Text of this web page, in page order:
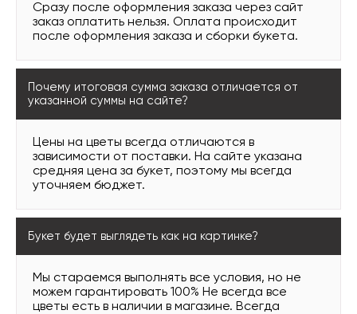
Сразу после оформления заказа через сайт
заказ оплатить нельзя. Оплата происходит
после оформления заказа и сборки букета.
Почему итоговая сумма заказа отличается от
указанной суммы на сайте?
Цены на цветы всегда отличаются в
зависимости от поставки. На сайте указана
средняя цена за букет, поэтому мы всегда
уточняем бюджет.
Букет будет выглядеть как на картинке?
Мы стараемся выполнять все условия, но не
можем гарантировать 100% Не всегда все
цветы есть в наличии в магазине. Всегда